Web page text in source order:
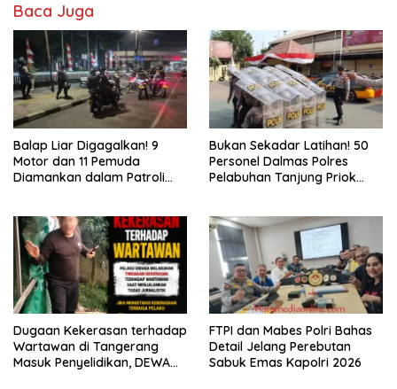
Baca Juga
Balap Liar Digagalkan! 9
Motor dan 11 Pemuda
Diamankan dalam Patroli
Bukan Sekadar Latihan! 50
Personel Dalmas Polres
Pelabuhan Tanjung Priok
Dugaan Kekerasan terhadap
Wartawan di Tangerang
Masuk Penyelidikan, DEWA
FTPI dan Mabes Polri Bahas
Detail Jelang Perebutan
Sabuk Emas Kapolri 2026